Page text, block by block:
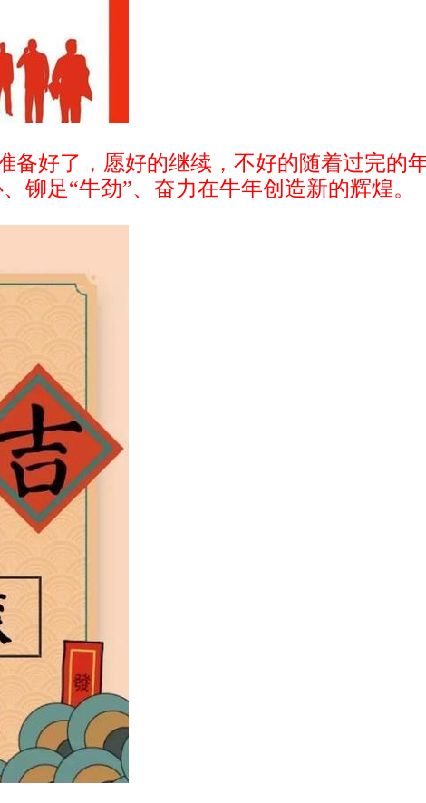
备好了，愿好的继续，不好的随着过完的
铆足“牛劲”、奋力在牛年创造新的辉煌。